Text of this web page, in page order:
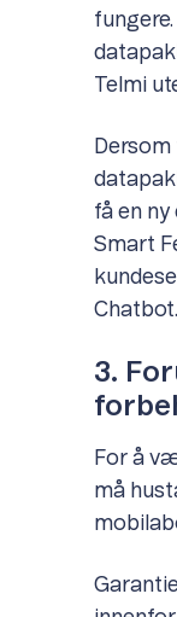
Telmi
få en
Smart
Chatbot.
3.
For å
må